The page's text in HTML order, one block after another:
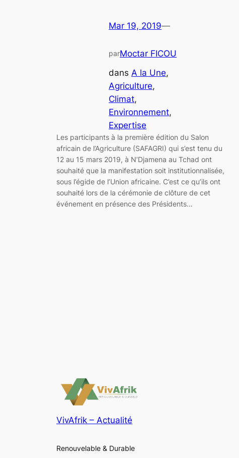
Mar 19, 2019—
parMoctar FICOU
dans A la Une
Agriculture
Climat
Environnement
Expertise
Les participants à la première édition du Salon
africain de l’Agriculture (SAFAGRI) qui s’est tenu du
12 au 15 mars 2019, à N’Djamena au Tchad ont
souhaité que la manifestation soit institutionnalisée,
sous l’égide de l’Union africaine. C’est ce qu’ils ont
souhaité lors de la cérémonie de clôture de cet
événement en présence des Présidents…
VivAfrik – Actualité
Renouvelable & Durable